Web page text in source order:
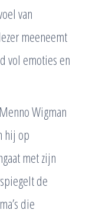
van
meeneemt
vol emoties en
Wigman
hij op
met zijn
de
die